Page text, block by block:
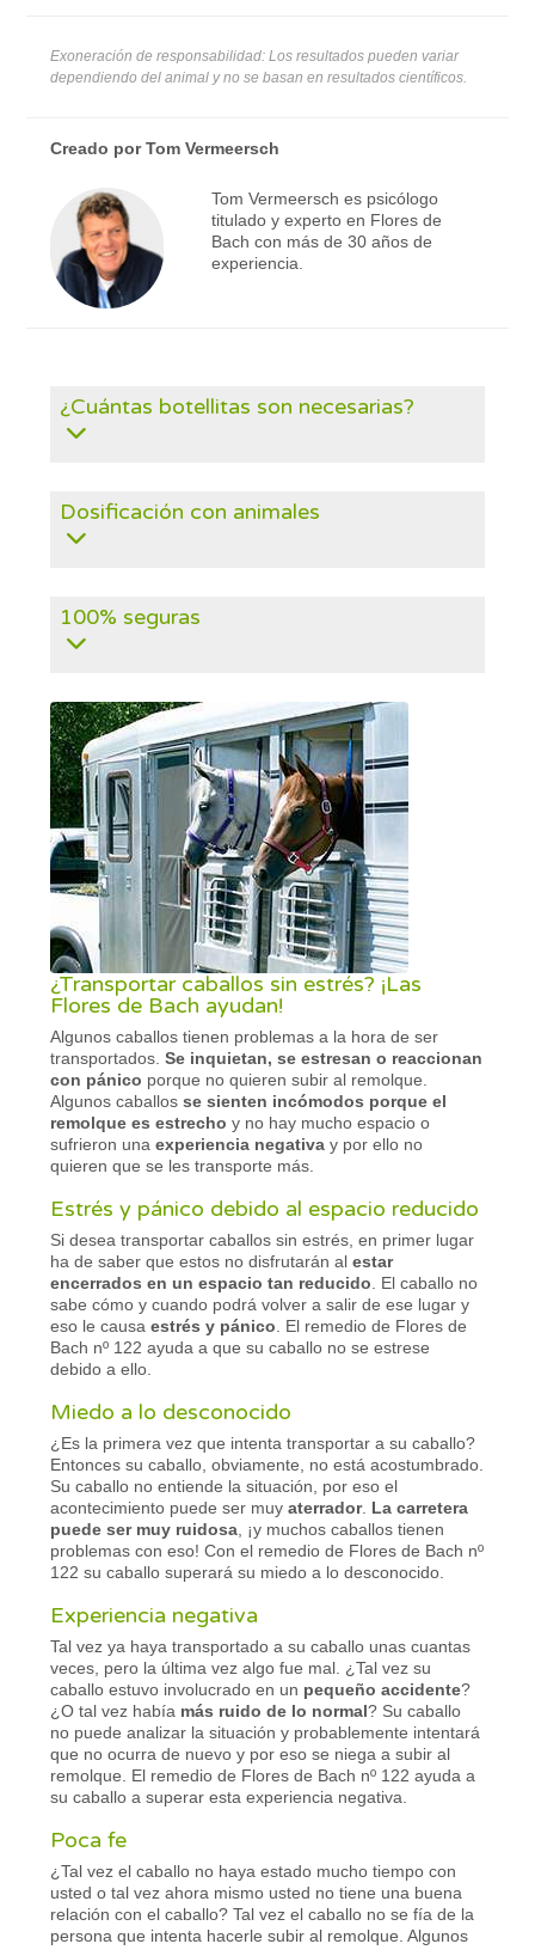
Exoneración de responsabilidad: Los resultados pueden variar
dependiendo del animal y no se basan en resultados científicos.
Creado porTom Vermeersch
Tom Vermeersch es psicólogo
titulado y experto en Flores de
Bach con más de 30 años de
experiencia.
¿Cuántas botellitas son necesarias?
Dosificación con animales
100% seguras
¿Transportar caballos sin estrés? ¡Las
Flores de Bach ayudan!
Algunos caballos tienen problemas a la hora de ser
transportados.Se inquietan, se estresan o reaccionan
con pánico porque no quieren subir al remolque.
Algunos caballosse sienten incómodos porque el
remolque es estrecho y no hay mucho espacio o
sufrieron unaexperiencia negativa y por ello no
quieren que se les transporte más.
Estrés y pánico debido al espacio reducido
Si desea transportar caballos sin estrés, en primer lugar
ha de saber que estos no disfrutarán alestar
encerrados en un espacio tan reducido. El caballo no
sabe cómo y cuando podrá volver a salir de ese lugar y
eso le causaestrés y pánico. El remedio de Flores de
Bach nº 122 ayuda a que su caballo no se estrese
debido a ello.
Miedo a lo desconocido
¿Es la primera vez que intenta transportar a su caballo?
Entonces su caballo, obviamente, no está acostumbrado.
Su caballo no entiende la situación, por eso el
acontecimiento puede ser muyaterrador. La carretera
puede ser muy ruidosa, ¡y muchos caballos tienen
problemas con eso! Con el remedio de Flores de Bach nº
122 su caballo superará su miedo a lo desconocido.
Experiencia negativa
Tal vez ya haya transportado a su caballo unas cuantas
veces, pero la última vez algo fue mal. ¿Tal vez su
caballo estuvo involucrado en un pequeño accidente?
¿O tal vez había más ruido de lo normal? Su caballo
no puede analizar la situación y probablemente intentará
que no ocurra de nuevo y por eso se niega a subir al
remolque. El remedio de Flores de Bach nº 122 ayuda a
su caballo a superar esta experiencia negativa.
Poca fe
¿Tal vez el caballo no haya estado mucho tiempo con
usted o tal vez ahora mismo usted no tiene una buena
relación con el caballo? Tal vez el caballo no se fía de la
persona que intenta hacerle subir al remolque. Algunos